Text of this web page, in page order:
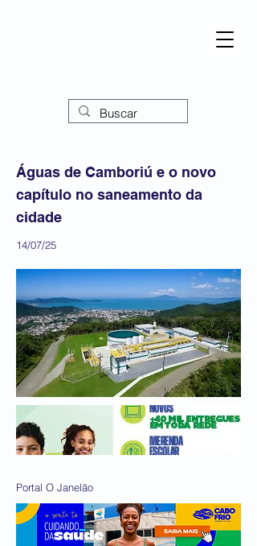
Águas de Camboriú e o novo
capítulo no saneamento da
cidade
14/07/25
Portal O Janelão